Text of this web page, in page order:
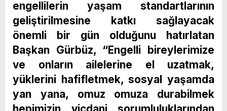
engellilerin yaşam standartlarının
geliştirilmesine katkı sağlayacak
önemli bir gün olduğunu hatırlatan
Başkan Gürbüz, “Engelli bireylerimize
ve onların ailelerine el uzatmak,
yüklerini hafifletmek, sosyal yaşamda
yan yana, omuz omuza durabilmek